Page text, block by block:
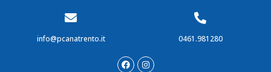
info@pcanatrento.it 0461.981280